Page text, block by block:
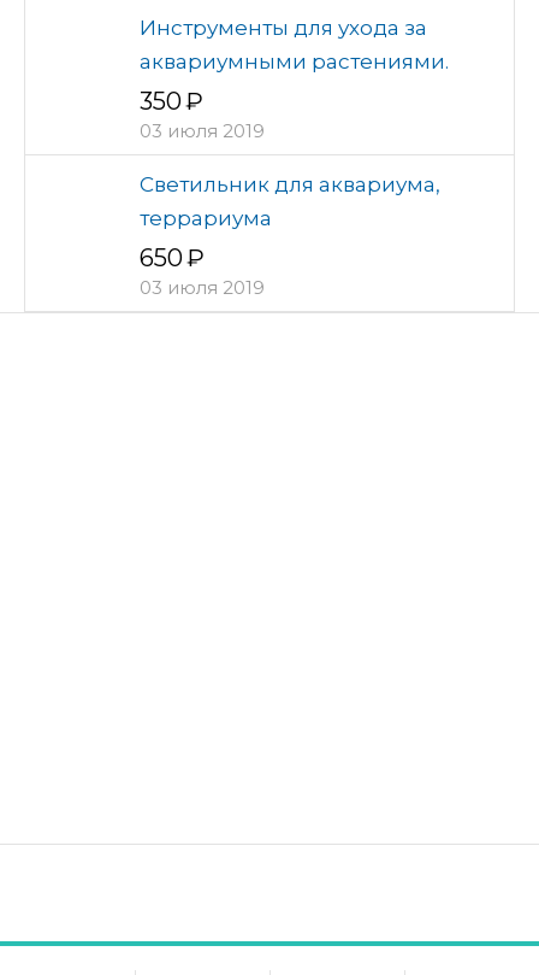
Инструменты для ухода за
аквариумными растениями.
350
03 июля 2019
Светильник для аквариума,
террариума
650
03 июля 2019